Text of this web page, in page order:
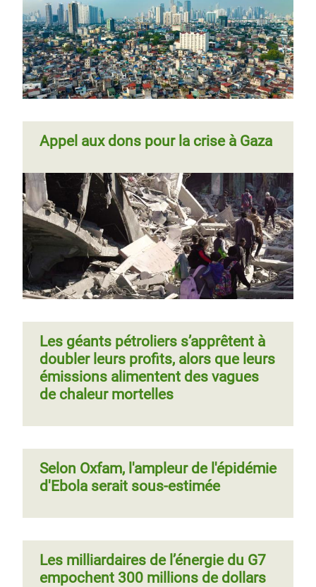
Appel aux dons pour la crise à Gaza
Les géants pétroliers s’apprêtent à
doubler leurs profits, alors que leurs
émissions alimentent des vagues
de chaleur mortelles
Selon Oxfam, l'ampleur de l'épidémie
d'Ebola serait sous-estimée
Les milliardaires de l’énergie du G7
empochent 300 millions de dollars